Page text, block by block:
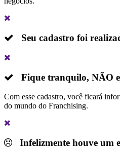
Seu cadastro foi
Fique tranquilo, NÃO
Com esse cadastro, você ficará
do mundo do Franchising.
Infelizmente houve um